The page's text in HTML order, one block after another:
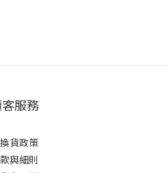
去塵囂，而是透過每日簡單的
連結。DecoDeco SOAP
服務
貨政策
與細則